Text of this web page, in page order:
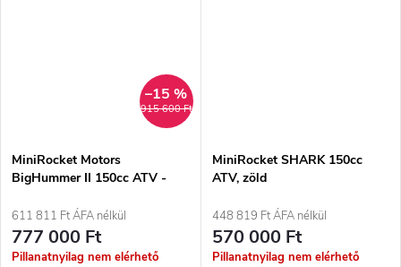
915 600 Ft
–15 %
MiniRocket Motors
BigHummer II 150cc ATV -
611 811 Ft ÁFA nélkül
777 000 Ft
Pillanatnyilag nem elérhető
MiniRocket SHARK 150cc
ATV, zöld
448 819 Ft ÁFA nélkül
570 000 Ft
Pillanatnyilag nem elérhető